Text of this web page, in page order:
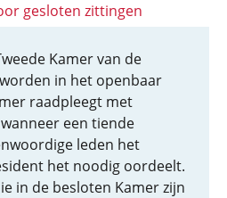
gesloten zittingen
Kamer van de
in het openbaar
raadpleegt met
een tiende
leden het
het noodig oordeelt.
in de besloten Kamer zijn